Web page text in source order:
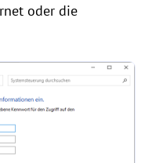
oder die